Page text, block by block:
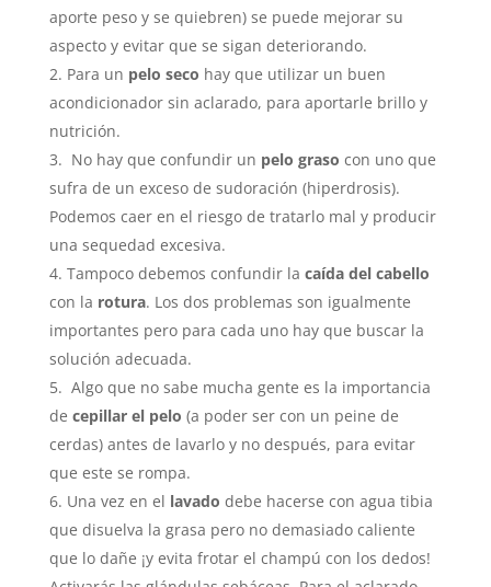
aporte peso y se quiebren) se puede mejorar su
aspecto y evitar que se sigan deteriorando.
Para un pelo seco hay que utilizar un buen
acondicionador sin aclarado, para aportarle brillo y
nutrición.
No hay que confundir un pelo graso con uno que
sufra de un exceso de sudoración (hiperdrosis).
Podemos caer en el riesgo de tratarlo mal y producir
una sequedad excesiva.
Tampoco debemos confundir la caída del cabello
con la rotura. Los dos problemas son igualmente
importantes pero para cada uno hay que buscar la
solución adecuada.
Algo que no sabe mucha gente es la importancia
de cepillar el pelo (a poder ser con un peine de
cerdas) antes de lavarlo y no después, para evitar
que este se rompa.
Una vez en el lavado debe hacerse con agua tibia
que disuelva la grasa pero no demasiado caliente
que lo dañe ¡y evita frotar el champú con los dedos!